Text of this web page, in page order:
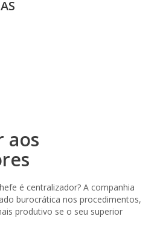
aos
é centralizador? A companhia
burocrática nos procedimentos,
produtivo se o seu superior